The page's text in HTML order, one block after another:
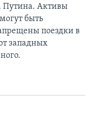
Путина. Активы
быть
поездки в
западных